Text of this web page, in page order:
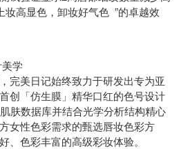
妆高显色，卸妆好气色 ”的卓越效
学
完美日记始终致力于研发出专为亚
创「仿生膜」精华口红的色号设计
肤数据库并结合光学分析结构精心
女性色彩需求的甄选唇妆色彩方
、色彩丰富的高级彩妆体验。